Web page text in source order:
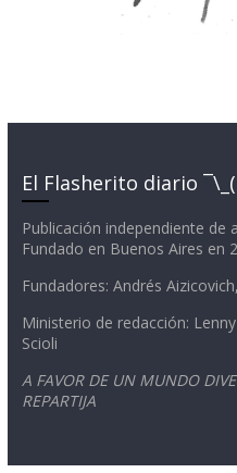
El Flasherito diario
Publicación independiente
Fundado en Buenos Aires en
Fundadores: Andrés
Ministerio de redacción:
Scioli
A FAVOR DE UN MUNDO
REPARTIJA